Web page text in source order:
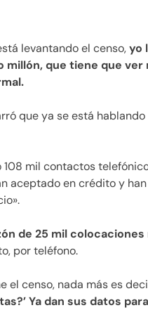
levantando el censo,yo
millón, que tiene que ver
que ya se está
108 mil contactos
aceptado en crédito y
de 25 mil colocaciones
por teléfono.
el censo, nada más es
Ya dan sus datos